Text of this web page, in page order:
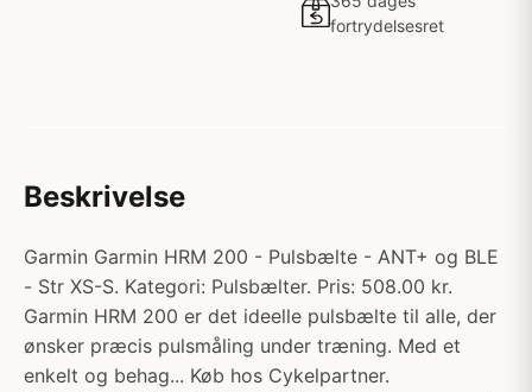
fortrydelsesret
Beskrivelse
Garmin Garmin HRM 200 - Pulsbælte - ANT+ og BLE
- Str XS-S. Kategori: Pulsbælter. Pris: 508.00 kr.
Garmin HRM 200 er det ideelle pulsbælte til alle, der
ønsker præcis pulsmåling under træning. Med et
enkelt og behag... Køb hos Cykelpartner.